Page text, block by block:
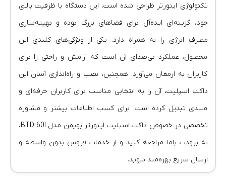
تکنولوژی اینورتر طراحی شده است. این دستگاه با ظرفیت بالای
خود، گزینه‌ای ایده‌آل برای فضاهای بزرگ بوده و بهینه‌سازی
مصرف انرژی را به همراه دارد. یکی از ویژگی‌های کلیدی این
محصول، عملکرد بی‌صدای آن است که آرامش و راحتی را برای
کاربران به ارمغان می‌آورد. همچنین، نصب و راه‌اندازی آسان این
داکت اسپلیت، آن را به انتخابی مناسب برای کاربران حرفه‌ای و
مبتدی تبدیل کرده است. برای کسب اطلاعات بیشتر و مشاوره
تخصصی در خصوص داکت اسپلیت اینورتر بویمن مدل BTD-60I،
به برودت باما مراجعه کنید و از خدمات فروش بدون واسطه و
ارسال سریع بهره‌مند شوید.